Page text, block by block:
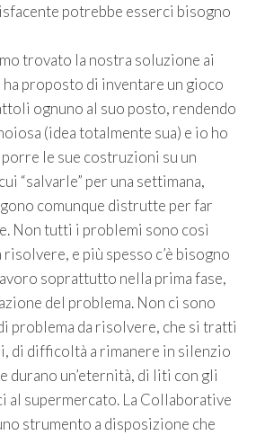
potrebbe esserci bisogno
trovato la nostra soluzione ai
proposto di inventare un gioco
ognuno al suo posto, rendendo
(idea totalmente sua) e io ho
le sue costruzioni su un
“salvarle” per una settimana,
comunque distrutte per far
Non tutti i problemi sono così
e più spesso c’è bisogno
soprattutto nella prima fase,
del problema. Non ci sono
problema da risolvere, che si tratti
di difficoltà a rimanere in silenzio
durano un’eternità, di liti con gli
al supermercato. La Collaborative
strumento a disposizione che